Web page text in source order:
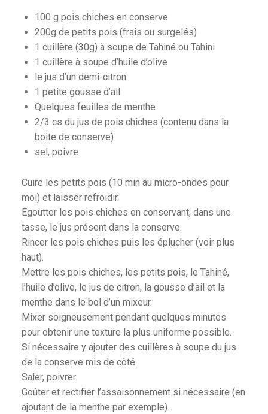
100 g pois chiches en conserve
200g de petits pois (frais ou surgelés)
1 cuillère (30g) à soupe de Tahiné ou Tahini
1 cuillère à soupe d’huile d’olive
le jus d’un demi-citron
1 petite gousse d’ail
Quelques feuilles de menthe
2/3 cs du jus de pois chiches (contenu dans la
boite de conserve)
sel, poivre
Cuire les petits pois (10 min au micro-ondes pour
moi) et laisser refroidir.
Égoutter les pois chiches en conservant, dans une
tasse, le jus présent dans la conserve.
Rincer les pois chiches puis les éplucher (voir plus
haut).
Mettre les pois chiches, les petits pois, le Tahiné,
l’huile d’olive, le jus de citron, la gousse d’ail et la
menthe dans le bol d’un mixeur.
Mixer soigneusement pendant quelques minutes
pour obtenir une texture la plus uniforme possible.
Si nécessaire y ajouter des cuillères à soupe du jus
de la conserve mis de côté.
Saler, poivrer.
Goûter et rectifier l’assaisonnement si nécessaire (en
ajoutant de la menthe par exemple).